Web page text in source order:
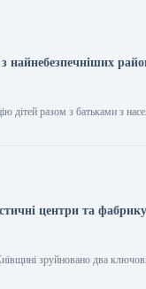
найнебезпечніших
дітей разом з батьками з
центри та
зруйновано два